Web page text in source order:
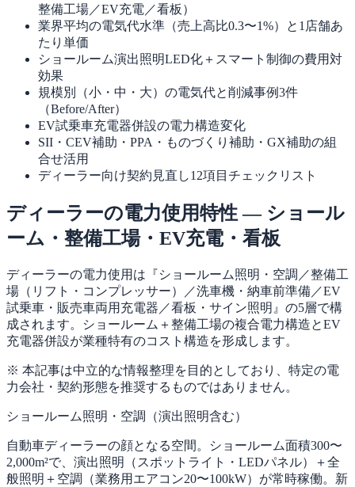
整備工場／EV充電／看板）
業界平均の電気代水準（売上高比0.3〜1%）と1店舗あ
たり単価
ショールーム演出照明LED化＋スマート制御の費用対
効果
規模別（小・中・大）の電気代と削減事例3件
（Before/After）
EV試乗車充電器併設の電力構造変化
SII・CEV補助・PPA・ものづくり補助・GX補助の組
合せ活用
ディーラー向け契約見直し12項目チェックリスト
ディーラーの電力使用特性 — ショール
ーム・整備工場・EV充電・看板
ディーラーの電力使用は『ショールーム照明・空調／整備工
場（リフト・コンプレッサー）／洗車機・納車前準備／EV
試乗車・販売車両用充電器／看板・サイン照明』の5層で構
成されます。ショールーム＋整備工場の複合電力構造とEV
充電器併設が業種特有のコスト構造を形成します。
※ 本記事は中立的な情報整理を目的としており、特定の電
力会社・契約形態を推奨するものではありません。
ショールーム照明・空調（演出照明含む）
自動車ディーラーの顔となる空間。ショールーム面積300〜
2,000m²で、演出照明（スポットライト・LEDパネル）＋全
般照明＋空調（業務用エアコン20〜100kW）が常時稼働。新